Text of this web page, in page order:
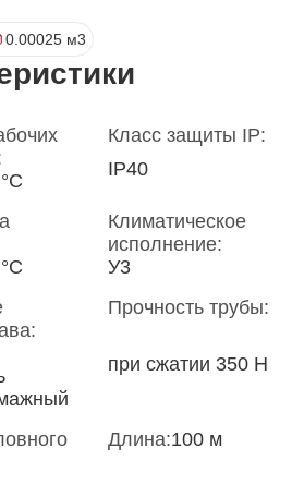
0.00025 м3
Класс защиты IP:
IP40
Климатическое
исполнение:
У3
Прочность трубы:
при сжатии 350 Н
Длина:100 м